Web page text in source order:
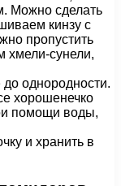
Можно сделать
кинзу с
пропустить
хмели-сунели,
однородности.
хорошенечко
помощи воды,
и хранить в